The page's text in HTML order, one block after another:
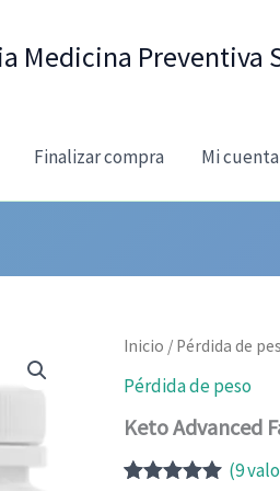
Medicina Preventiva
Finalizar compra Mi cuenta
Inicio / Pérdida de
Pérdida de peso
Keto Advanced
(9